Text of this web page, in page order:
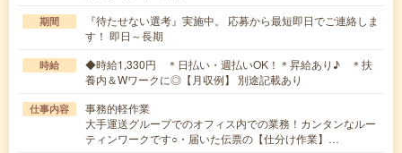
期間
『待たせない選考』実施中。 応募から最短即日でご連絡しま
す！ 即日～長期
時給
◆時給1,330円 ＊日払い・週払いOK！＊昇給あり♪ ＊扶
養内＆Wワークに◎【月収例】 別途記載あり
仕事内容
事務的軽作業
大手運送グループでのオフィス内での業務！カンタンなルー
ティンワークです○・届いた伝票の【仕分け作業】…